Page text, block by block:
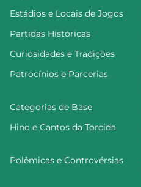
Estádios e Locais de Jogos
Partidas Históricas
Curiosidades e Tradições
Patrocínios e Parcerias
Categorias de Base
Hino e Cantos da Torcida
Polêmicas e Controvérsias